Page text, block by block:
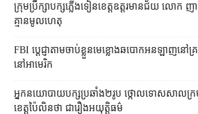
ក្រុមប្រឹក្សា​បក្ស​ភ្លើងទៀន​ខេត្ត​ឧត្ដរមានជ័យ លោក ញា
គ្មាន​មូលហេតុ
FBI ប្ដេជ្ញា​តាម​ចាប់ខ្លួន​មេខ្លោង​ឆបោក​អនឡាញ​នៅ​
នៅ​អាមេរិក
អ្នកនយោបាយ​បក្ស​ប្រឆាំង​២​រូប ថ្កោលទោស​សាលក្
ខេត្ត​ប៉ៃលិន​ថា ជា​រឿង​អយុត្តិធម៌